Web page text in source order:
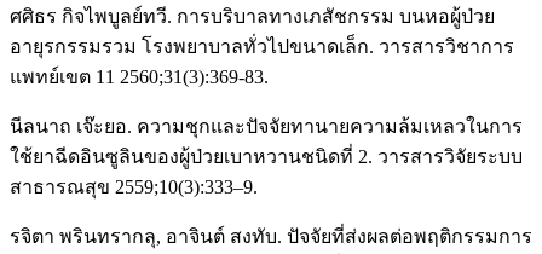
ศศิธร กิจไพบูลย์ทวี. การบริบาลทางเภสัชกรรม บนหอผู้ป่วย
อายุรกรรมรวม โรงพยาบาลทั่วไปขนาดเล็ก. วารสารวิชาการ
แพทย์เขต 11 2560;31(3):369-83.
นีลนาถ เจ๊ะยอ. ความชุกและปัจจัยทานายความล้มเหลวในการ
ใช้ยาฉีดอินซูลินของผู้ป่วยเบาหวานชนิดที่ 2. วารสารวิจัยระบบ
สาธารณสุข 2559;10(3):333–9.
รจิตา พรินทรากลุ, อาจินต์ สงทับ. ปัจจัยที่ส่งผลต่อพฤติกรรมการ